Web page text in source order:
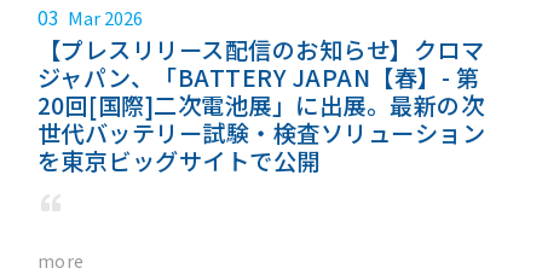
03 Mar 2026
【プレスリリース配信のお知らせ】クロマ
ジャパン、「BATTERY JAPAN【春】- 第
20回[国際]二次電池展」に出展。最新の次
世代バッテリー試験・検査ソリューション
を東京ビッグサイトで公開
more